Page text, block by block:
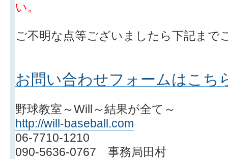
い。
ご不明な点等ございましたら下記まで
お問い合わせフォームはこち
野球教室～Will～結果が全て～
http://will-baseball.com
06-7710-1210
090-5636-0767 事務局田村